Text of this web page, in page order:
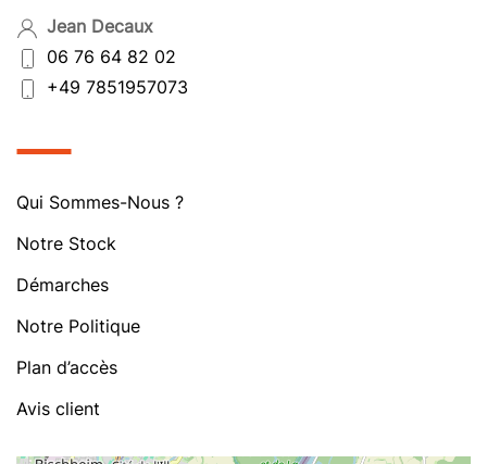
Jean Decaux
06 76 64 82 02
+49 7851957073
Qui Sommes-Nous ?
Notre Stock
Démarches
Notre Politique
Plan d’accès
Avis client